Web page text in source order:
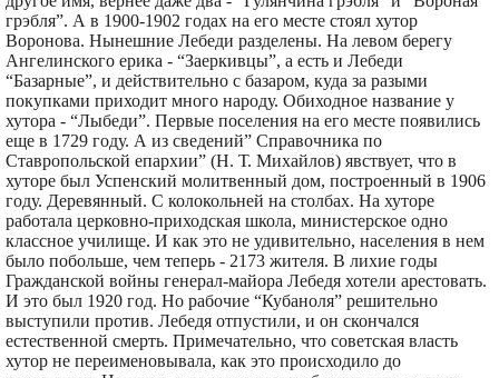
грэбля”. А в 1900-1902 годах на его месте стоял хутор
Воронова. Нынешние Лебеди разделены. На левом берегу
Ангелинского ерика - “Заеркивцы”, а есть и Лебеди
“Базарные”, и действительно с базаром, куда за разыми
покупками приходит много народу. Обиходное название у
хутора - “Лыбеди”. Первые поселения на его месте появились
еще в 1729 году. А из сведений” Справочника по
Ставропольской епархии” (Н. Т. Михайлов) явствует, что в
хуторе был Успенский молитвенный дом, построенный в 1906
году. Деревянный. С колокольней на столбах. На хуторе
работала церковно-приходская школа, министерское одно
классное училище. И как это не удивительно, населения в нем
было побольше, чем теперь - 2173 жителя. В лихие годы
Гражданской войны генерал-майора Лебедя хотели арестовать.
И это был 1920 год. Но рабочие “Кубаноля” решительно
выступили против. Лебедя отпустили, и он скончался
естественной смерть. Примечательно, что советская власть
хутор не переименовывала, как это происходило до